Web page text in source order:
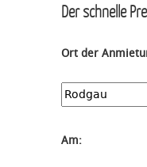
Der schnelle
Ort der
Am: